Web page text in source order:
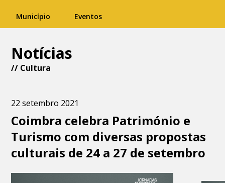
Município Eventos
Notícias
// Cultura
22 setembro 2021
Coimbra celebra Património e
Turismo com diversas propostas
culturais de 24 a 27 de setembro